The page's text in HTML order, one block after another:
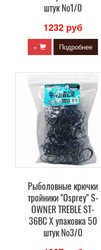
штук №1/0
1232 руб
+ Подробнее
Рыболовные крючки
тройники "Osprey" S-
OWNER TREBLE ST-
36BC X упаковка 50
штук №3/0